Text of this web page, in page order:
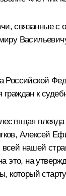
связанные
Российской
к
Алексей
нашей
это, на
который